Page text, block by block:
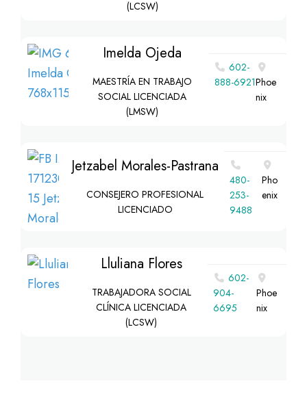
(LCSW)
Imelda Ojeda
MAESTRÍA EN TRABAJO
SOCIAL LICENCIADA
(LMSW)
602-
888-6921Phoe
nix
Jetzabel Morales-Pastrana
CONSEJERO PROFESIONAL
LICENCIADO
480-
253-
9488
Pho
enix
Lluliana Flores
TRABAJADORA SOCIAL
CLÍNICA LICENCIADA
(LCSW)
602-
904-
6695
Phoe
nix